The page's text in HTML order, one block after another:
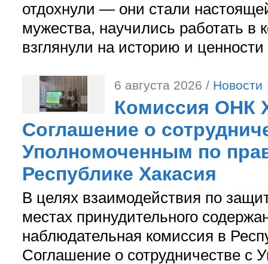
отдохнули — они стали
мужества, научились работать в
взглянули на историю и
6 августа 2026 / Новости
Комиссия ОНК
Соглашение о
Уполномоченным по
Республике Хакасия
В целях взаимодействия по
местах принудительного
наблюдательная комиссия в
Соглашение о сотрудничестве с